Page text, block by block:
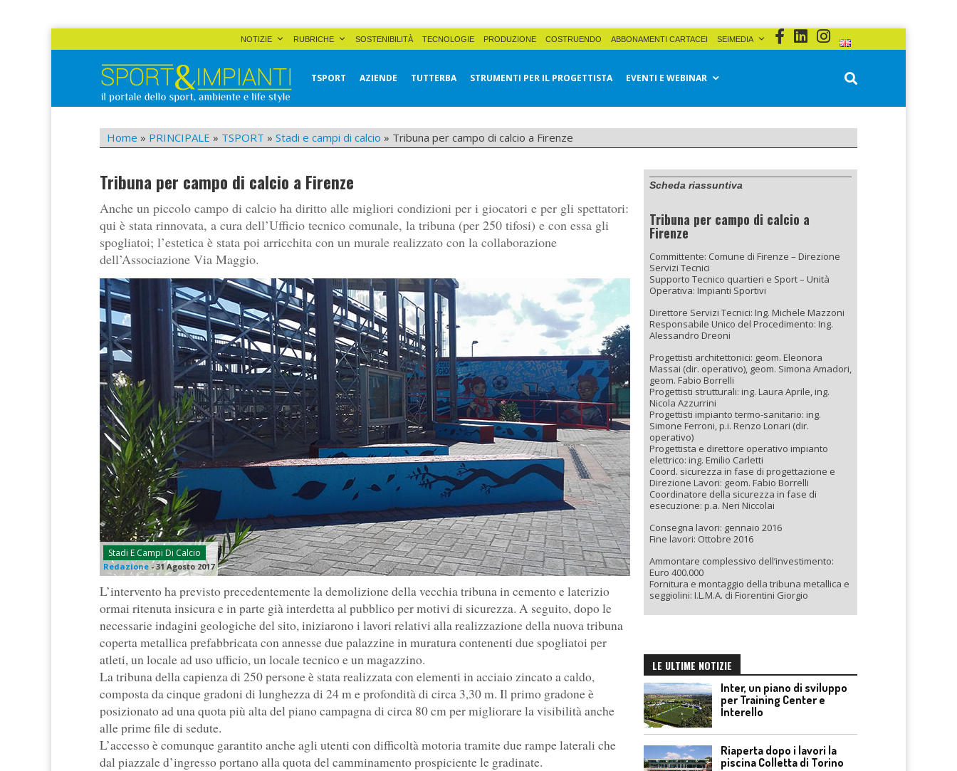
NOTIZIE RUBRICHE SOSTENIBILITÀ TECNOLOGIE PRODUZIONE COSTRUENDO ABBONAMENTI CARTACEI SEIMEDIA
Sport&Impianti
TSPORT AZIENDE TUTTERBA STRUMENTI PER IL PROGETTISTA EVENTI E WEBINAR
Home » PRINCIPALE » TSPORT » Stadi e campi di calcio » Tribuna per campo di calcio a Firenze
Tribuna per campo di calcio a Firenze
Anche un piccolo campo di calcio ha diritto alle migliori condizioni per i giocatori e per gli spettatori:
qui è stata rinnovata, a cura dell’Ufficio tecnico comunale, la tribuna (per 250 tifosi) e con essa gli
spogliatoi; l’estetica è stata poi arricchita con un murale realizzato con la collaborazione
dell’Associazione Via Maggio.
Stadi E Campi Di Calcio
Redazione -31 Agosto 2017
L’intervento ha previsto precedentemente la demolizione della vecchia tribuna in cemento e laterizio
ormai ritenuta insicura e in parte già interdetta al pubblico per motivi di sicurezza. A seguito, dopo le
necessarie indagini geologiche del sito, iniziarono i lavori relativi alla realizzazione della nuova tribuna
coperta metallica prefabbricata con annesse due palazzine in muratura contenenti due spogliatoi per
atleti, un locale ad uso ufficio, un locale tecnico e un magazzino.
La tribuna della capienza di 250 persone è stata realizzata con elementi in acciaio zincato a caldo,
composta da cinque gradoni di lunghezza di 24 m e profondità di circa 3,30 m. Il primo gradone è
posizionato ad una quota più alta del piano campagna di circa 80 cm per migliorare la visibilità anche
alle prime file di sedute.
L’accesso è comunque garantito anche agli utenti con difficoltà motoria tramite due rampe laterali che
dal piazzale d’ingresso portano alla quota del camminamento prospiciente le gradinate.
Scheda riassuntiva
Tribuna per campo di calcio a
Firenze
Committente: Comune di Firenze – Direzione
Servizi Tecnici
Supporto Tecnico quartieri e Sport – Unità
Operativa: Impianti Sportivi
Direttore Servizi Tecnici: Ing. Michele Mazzoni
Responsabile Unico del Procedimento: Ing.
Alessandro Dreoni
Progettisti architettonici: geom. Eleonora
Massai (dir. operativo), geom. Simona Amadori,
geom. Fabio Borrelli
Progettisti strutturali: ing. Laura Aprile, ing.
Nicola Azzurrini
Progettisti impianto termo-sanitario: ing.
Simone Ferroni, p.i. Renzo Lonari (dir.
operativo)
Progettista e direttore operativo impianto
elettrico: ing. Emilio Carletti
Coord. sicurezza in fase di progettazione e
Direzione Lavori: geom. Fabio Borrelli
Coordinatore della sicurezza in fase di
esecuzione: p.a. Neri Niccolai
Consegna lavori: gennaio 2016
Fine lavori: Ottobre 2016
Ammontare complessivo dell’investimento:
Euro 400.000
Fornitura e montaggio della tribuna metallica e
seggiolini: I.L.M.A. di Fiorentini Giorgio
LE ULTIME NOTIZIE
Inter, un piano di sviluppo
per Training Center e
Interello
Riaperta dopo i lavori la
piscina Colletta di Torino